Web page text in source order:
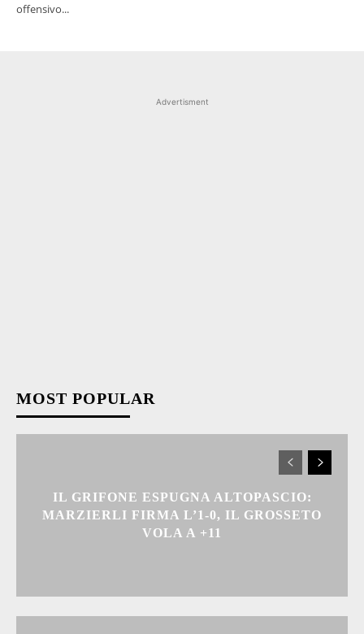
offensivo...
Advertisment
MOST POPULAR
IL GRIFONE ESPUGNA ALTOPASCIO:
MARZIERLI FIRMA L’1-0, IL GROSSETO
VOLA A +11